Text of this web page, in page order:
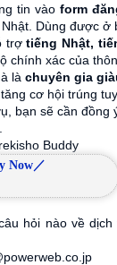
tin vào form
Dùng được ở
trợtiếng Nhật,
chính xác của
là chuyên gia
cơ hội trúng
bạn sẽ cần đồng
Buddy
Now／
hỏi nào về